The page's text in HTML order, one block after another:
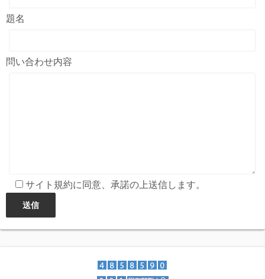
題名
問い合わせ内容
サイト規約に同意、承諾の上送信します。